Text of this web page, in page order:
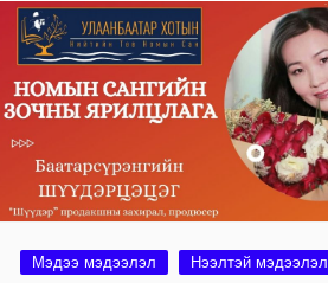
Мэдээ мэдээлэл
Нээлтэй мэдээлэл